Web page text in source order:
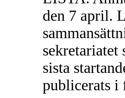
den 7 april.
sekretariatet
sista
publicerats i